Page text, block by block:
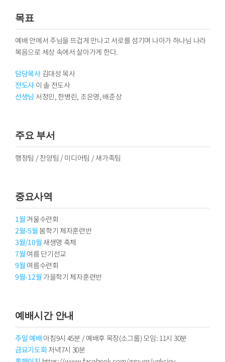
목표
예배 안에서 주님을 뜨겁게 만나고 서로를 섬기며 나아가 하나님 나라
복음으로 세상 속에서 살아가게 한다.
담당목사김대성 목사
전도사 이 솔 전도사
선생님 서정민, 한병린, 조은영, 배준상
주요 부서
행정팀 / 찬양팀 / 미디어팀 / 새가족팀
중요사역
1월 겨울수련회
2월-5월 봄학기 제자훈련반
3월/10월 새생명 축제
7월 여름 단기선교
9월 여름수련회
9월-12월 가을학기 제자훈련반
예배시간 안내
주일 예배 아침9시 45분 / 예배후 목장(소그룹) 모임: 11시 30분
금요기도회 저녁7시 30분